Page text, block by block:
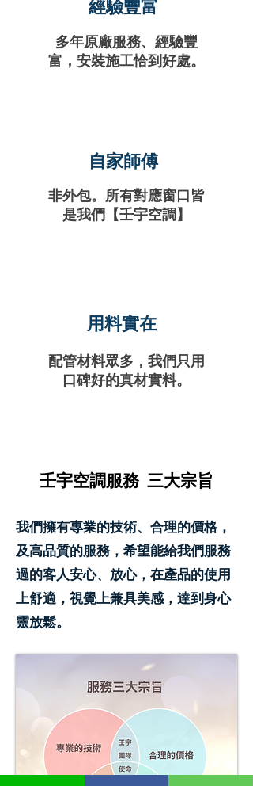
經驗豐富
多年原廠服務、經驗豐
富，安裝施工恰到好處。
自家師傅
​非外包。所有對應窗口皆
是我們【壬宇空調】
配管材料眾多，我們只用
口碑好的真材實料。
用料實在
​壬宇空調服務 三大宗旨
我們擁有專業的技術、合理的價格，
及高品質的服務，希望能給我們服務
過的客人安心、放心，在產品的使用
上舒適，視覺上兼具美感，達到身心
靈放鬆。